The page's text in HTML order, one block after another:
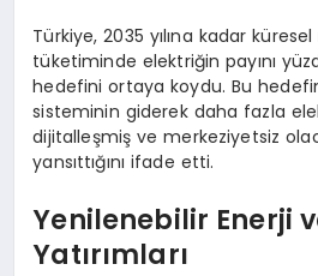
Türkiye, 2035 yılına kadar
tüketiminde elektriğin payını
hedefini ortaya koydu. Bu
sisteminin giderek daha fazla
dijitalleşmiş ve merkeziyetsiz
yansıttığını ifade etti.
Yenilenebilir Enerji
Yatırımları